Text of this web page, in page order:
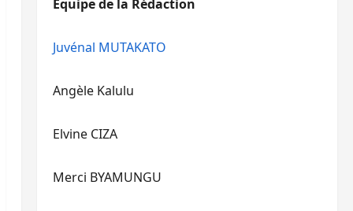
Equipe de la Rédaction
Juvénal MUTAKATO
Angèle Kalulu
Elvine CIZA
Merci BYAMUNGU